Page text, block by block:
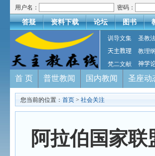
用户名： 密码：
答疑 资料下载 论坛 图书
训导文集 圣教
天主教理
教理
梵二文献
神学
首 页 普世教闻 国内教闻 圣座动
您当前的位置： 首页 > 社会关注
阿拉伯国家